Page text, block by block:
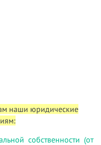
наши юридические
собственности (от